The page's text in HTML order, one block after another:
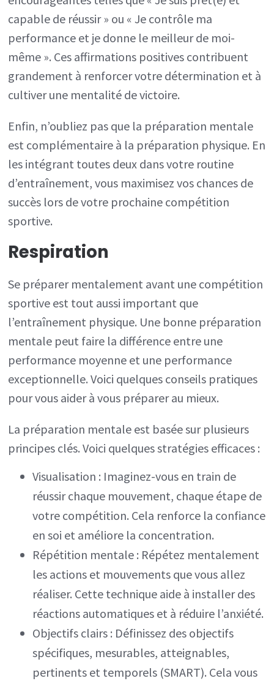
capable de réussir » ou « Je contrôle ma
performance et je donne le meilleur de moi-
même ». Ces affirmations positives contribuent
grandement à renforcer votre détermination et à
cultiver une mentalité de victoire.
Enfin, n’oubliez pas que la préparation mentale
est complémentaire à la préparation physique. En
les intégrant toutes deux dans votre routine
d’entraînement, vous maximisez vos chances de
succès lors de votre prochaine compétition
sportive.
Respiration
Se préparer mentalement avant une compétition
sportive est tout aussi important que
l’entraînement physique. Une bonne préparation
mentale peut faire la différence entre une
performance moyenne et une performance
exceptionnelle. Voici quelques conseils pratiques
pour vous aider à vous préparer au mieux.
La préparation mentale est basée sur plusieurs
principes clés. Voici quelques stratégies efficaces :
Visualisation : Imaginez-vous en train de
réussir chaque mouvement, chaque étape de
votre compétition. Cela renforce la confiance
en soi et améliore la concentration.
Répétition mentale : Répétez mentalement
les actions et mouvements que vous allez
réaliser. Cette technique aide à installer des
réactions automatiques et à réduire l’anxiété.
Objectifs clairs : Définissez des objectifs
spécifiques, mesurables, atteignables,
pertinents et temporels (SMART). Cela vous